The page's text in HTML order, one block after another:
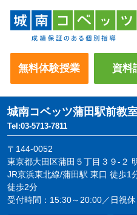
無料体験授業 資料
城南コベッツ蒲田駅前教
Tel:03-5713-7811
〒144-0052
東京都大田区蒲田５丁目３９-２
JR京浜東北線/蒲田駅 東口 徒歩1
徒歩2分
受付時間：15:30～20:00／日祝休